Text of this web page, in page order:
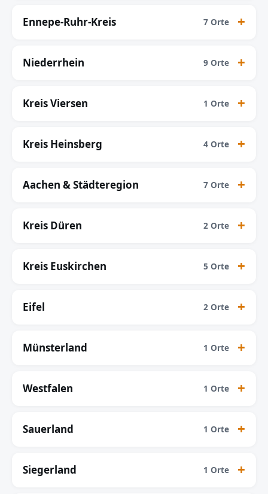
Ennepe-Ruhr-Kreis 7 Orte
Niederrhein 9 Orte
Kreis Viersen 1 Orte
Kreis Heinsberg 4 Orte
Aachen & Städteregion 7 Orte
Kreis Düren 2 Orte
Kreis Euskirchen 5 Orte
Eifel 2 Orte
Münsterland 1 Orte
Westfalen 1 Orte
Sauerland 1 Orte
Siegerland 1 Orte